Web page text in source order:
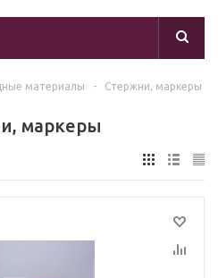
материалы - Стержни, маркеры
маркеры